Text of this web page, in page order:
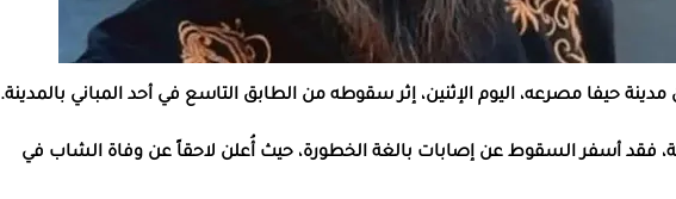
حيفا مصرعه، اليوم الإثنين، إثر سقوطه من الطابق التاسع في أحد المباني بالمدينة.
فقد أسفر السقوط عن إصابات بالغة الخطورة، حيث أُعلن لاحقاً عن وفاة الشاب في